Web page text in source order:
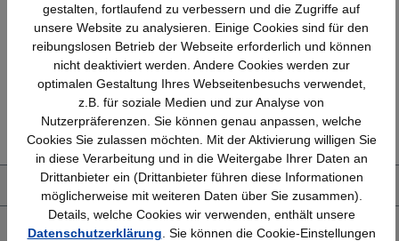
Schnelle Lieferung
Bundesweit
Topmarken
Faire Preise
Erfahrung
Bewährt seit 1958
Kostenlose Beratung
(04205) 635940
Shop Service
gestalten, fortlaufend zu verbessern und die Zugriffe auf
unsere Website zu analysieren. Einige Cookies sind für den
reibungslosen Betrieb der Webseite erforderlich und können
nicht deaktiviert werden. Andere Cookies werden zur
optimalen Gestaltung Ihres Webseitenbesuchs verwendet,
z.B. für soziale Medien und zur Analyse von
Nutzerpräferenzen. Sie können genau anpassen, welche
Cookies Sie zulassen möchten. Mit der Aktivierung willigen Sie
in diese Verarbeitung und in die Weitergabe Ihrer Daten an
Drittanbieter ein (Drittanbieter führen diese Informationen
möglicherweise mit weiteren Daten über Sie zusammen).
Details, welche Cookies wir verwenden, enthält unsere
Datenschutzerklärung . Sie können die Cookie-Einstellungen